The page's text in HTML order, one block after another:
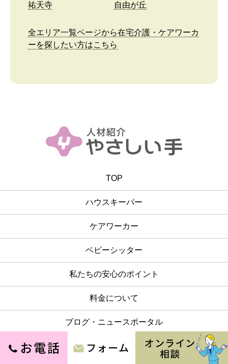
祐天寺
自由が丘
全エリア一覧ページから在宅介護・ケアワーカ
ーを探したい方はこちら
TOP
ハウスキーパー
ケアワーカー
ベビーシッター
私たちの安心のポイント
料金について
ブログ・ニュースポータル
O-tetsuKAJI